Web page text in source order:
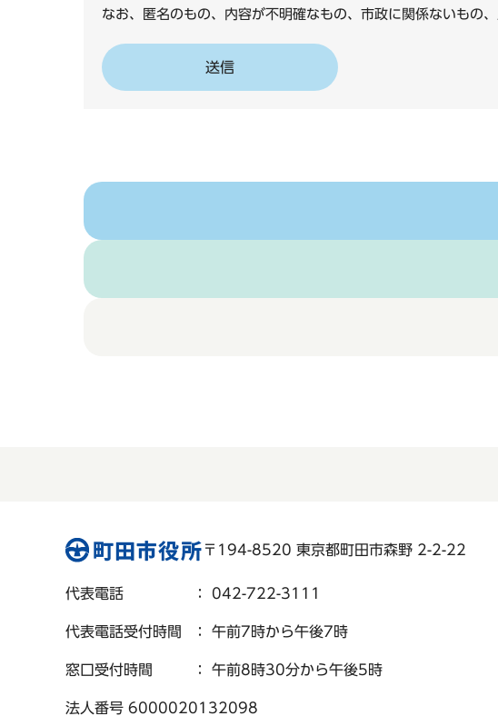
なお、匿名のもの、内容が不明確なもの、市政に関係ないも
〒194-8520 東京都町田市森野 2-2-22
代表電話 ： 042-722-3111
代表電話受付時間 ： 午前7時から午後7時
窓口受付時間 ： 午前8時30分から午後5時
法人番号 6000020132098